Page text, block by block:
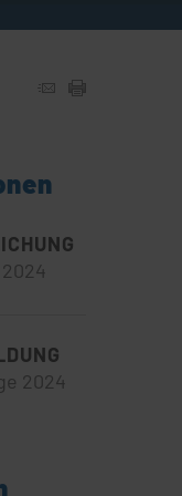
2024